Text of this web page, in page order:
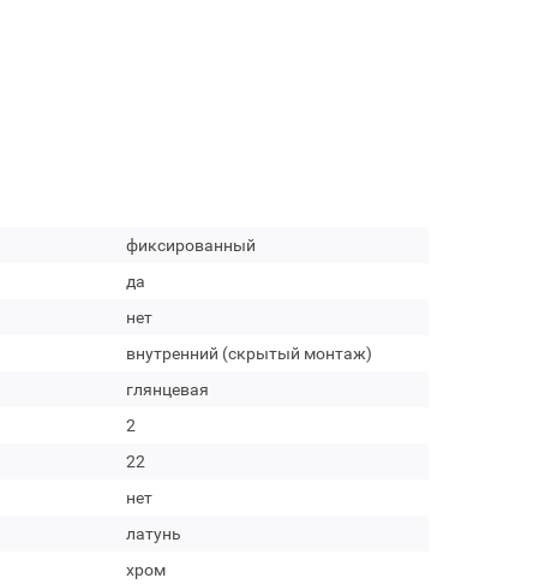
фиксированный
да
нет
внутренний (скрытый монтаж)
глянцевая
2
22
нет
латунь
хром